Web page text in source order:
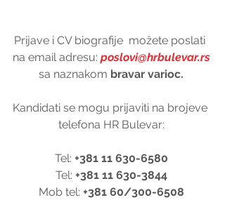
Prijave i CV biografije  možete poslati
na email adresu: poslovi@hrbulevar.rs
sa naznakom bravar varioc.
Kandidati se mogu prijaviti na brojeve
telefona HR Bulevar:
Tel: +381 11 630-6580
Tel: +381 11 630-3844
Mob tel: +381 60/300-6508